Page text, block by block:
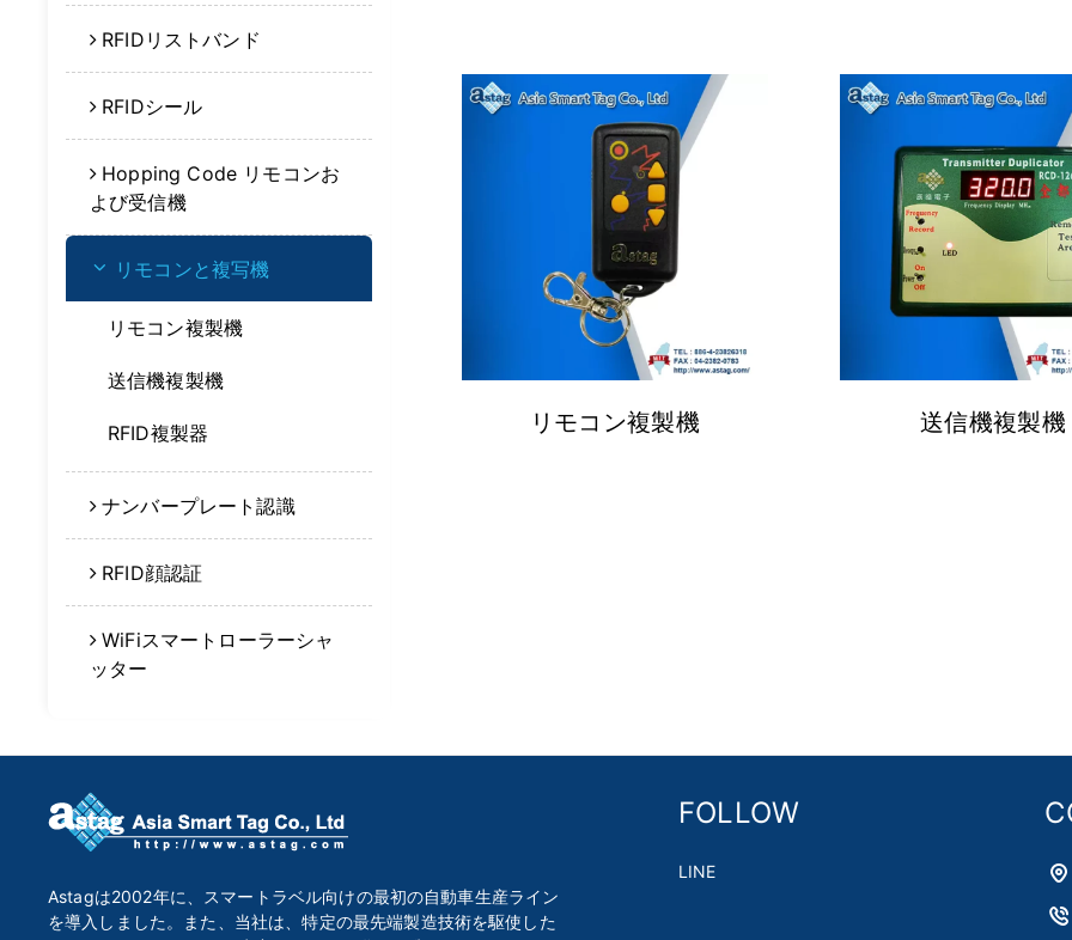
RFIDリストバンド
RFIDシール
Hopping Code リモコンお
よび受信機
リモコンと複写機
リモコン複製機
送信機複製機
RFID複製器
ナンバープレート認識
RFID顔認証
WiFiスマートローラーシャ
ッター
リモコン複製機 送信機複製機
Astagは2002年に、スマートラベル向けの最初の自動車生産ライン
を導入しました。また、当社は、特定の最先端製造技術を駆使した
FOLLOW
LINE